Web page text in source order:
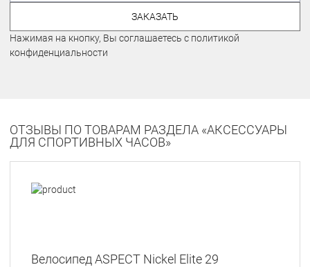
ЗАКАЗАТЬ
Нажимая на кнопку, Вы соглашаетесь с политикой
конфиденциальности
ОТЗЫВЫ ПО ТОВАРАМ РАЗДЕЛА «АКСЕССУАРЫ
ДЛЯ СПОРТИВНЫХ ЧАСОВ»
Велосипед ASPECT Nickel Elite 29